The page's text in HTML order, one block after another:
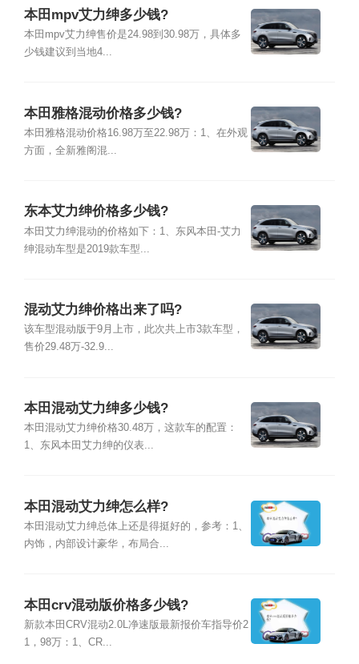
本田mpv艾力绅多少钱?
本田mpv艾力绅售价是24.98到30.98万，具体多
少钱建议到当地4...
本田雅格混动价格多少钱?
本田雅格混动价格16.98万至22.98万：1、在外观
方面，全新雅阁混...
东本艾力绅价格多少钱?
本田艾力绅混动的价格如下：1、东风本田-艾力
绅混动车型是2019款车型...
混动艾力绅价格出来了吗?
该车型混动版于9月上市，此次共上市3款车型，
售价29.48万-32.9...
本田混动艾力绅多少钱?
本田混动艾力绅价格30.48万，这款车的配置：
1、东风本田艾力绅的仪表...
本田混动艾力绅怎么样?
本田混动艾力绅总体上还是得挺好的，参考：1、
内饰，内部设计豪华，布局合...
本田crv混动版价格多少钱?
新款本田CRV混动2.0L净速版最新报价车指导价2
1，98万：1、CR...